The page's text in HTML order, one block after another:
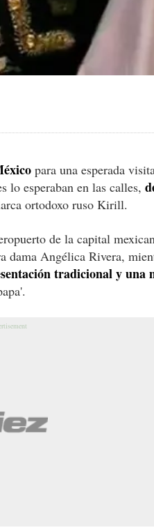
para una esperada
lo esperaban en las calles,
ortodoxo ruso Kirill.
de la capital
dama Angélica Rivera,
tradicional y una